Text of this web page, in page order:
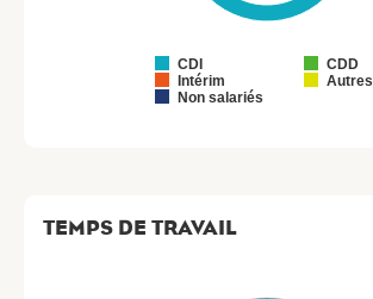
CDI
CDD
Intérim
Autres
Non salariés
TEMPS DE TRAVAIL